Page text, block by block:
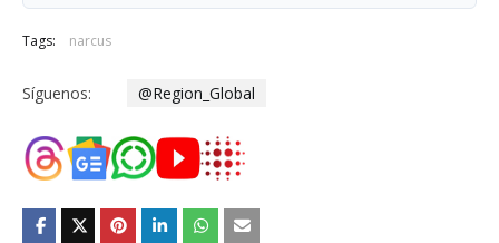
Tags: narcus
Síguenos: @Region_Global